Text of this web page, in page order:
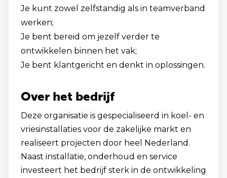
Je kunt zowel zelfstandig als in teamverband
werken;
Je bent bereid om jezelf verder te
ontwikkelen binnen het vak;
Je bent klantgericht en denkt in oplossingen.
Over het bedrijf
Deze organisatie is gespecialiseerd in koel- en
vriesinstallaties voor de zakelijke markt en
realiseert projecten door heel Nederland.
Naast installatie, onderhoud en service
investeert het bedrijf sterk in de ontwikkeling